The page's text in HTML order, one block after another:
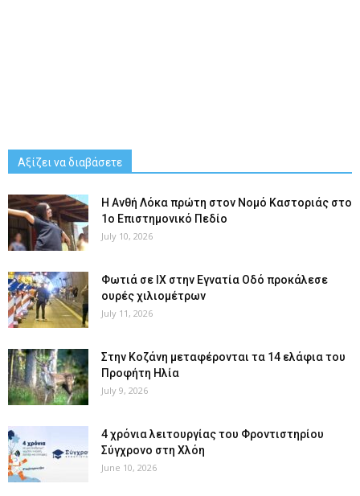
Αξίζει να διαβάσετε
Η Ανθή Λόκα πρώτη στον Νομό Καστοριάς στο
1ο Επιστημονικό Πεδίο
July 10, 2026
Φωτιά σε ΙΧ στην Εγνατία Οδό προκάλεσε
ουρές χιλιομέτρων
July 11, 2026
Στην Κοζάνη μεταφέρονται τα 14 ελάφια του
Προφήτη Ηλία
July 9, 2026
4 χρόνια λειτουργίας του Φροντιστηρίου
Σύγχρονο στη Χλόη
June 10, 2026